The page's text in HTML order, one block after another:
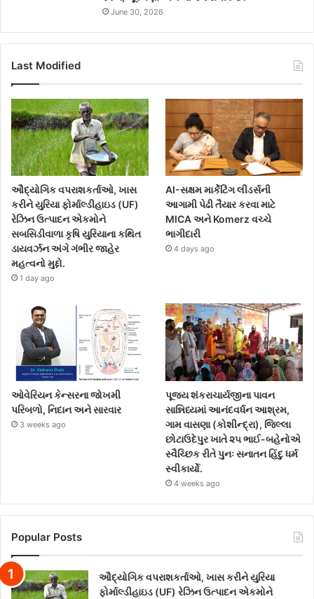
June 30, 2026
Last Modified
ઔદ્યોગિક વપરાશકર્તાઓ, ખાસ
કરીને યુરિયા ફોર્માલ્ડીહાઇડ (UF)
રેઝિન ઉત્પાદન એકમોને
સબસિડીવાળા કૃષિ યુરિયાના કથિત
ડાયવર્ઝન અંગે ગંભીર જાહેર
મહત્વનો મુદ્દો.
1 day ago
AI-સક્ષમ માર્કેટિંગ લીડર્સની
આગામી પેઢી તૈયાર કરવા માટે
MICA અને Komerz વચ્ચે
ભાગીદારી
4 days ago
ઓવેરિયન કેન્સરના જોખમી
પરિબળો, નિદાન અને સારવાર
3 weeks ago
પૂજ્ય શંકરાચાર્યજીના પાવન
સાન્નિધ્યમાં આનંદવર્ધન આશ્રમ,
ગામ વાસણા (કોશીન્દ્રા), જિલ્લા
છોટાઉદેપુર ખાતે ૨૫ ભાઈ-બહેનોએ
સ્વૈચ્છિક રીતે પુનઃ સનાતન હિંદુ ધર્મ
સ્વીકાર્યો.
4 weeks ago
Popular Posts
ઔદ્યોગિક વપરાશકર્તાઓ, ખાસ કરીને યુરિયા
ફોર્માલ્ડીહાઇડ (UF) રેઝિન ઉત્પાદન એકમોને